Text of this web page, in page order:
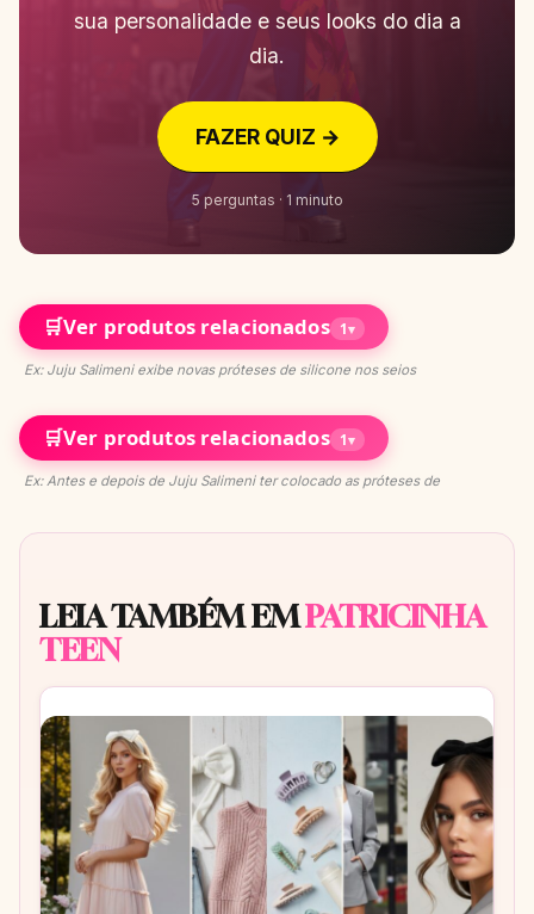
sua personalidade e seus looks do dia a
dia.
FAZER QUIZ →
5 perguntas · 1 minuto
🛒Ver produtos relacionados 1▾
Ex: Juju Salimeni exibe novas próteses de silicone nos seios
🛒Ver produtos relacionados 1▾
Ex: Antes e depois de Juju Salimeni ter colocado as próteses de
LEIA TAMBÉM EMPATRICINHA
TEEN